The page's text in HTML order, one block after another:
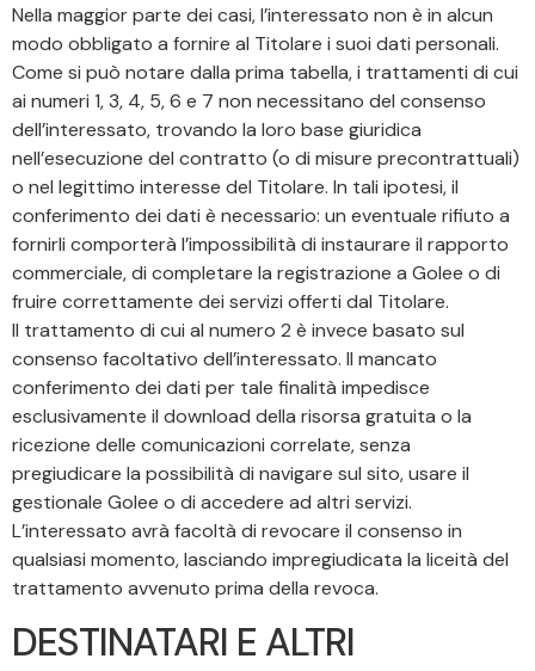
Nella maggior parte dei casi, l’interessato non è in alcun
modo obbligato a fornire al Titolare i suoi dati personali.
Come si può notare dalla prima tabella, i trattamenti di cui
ai numeri 1, 3, 4, 5, 6 e 7 non necessitano del consenso
dell’interessato, trovando la loro base giuridica
nell’esecuzione del contratto (o di misure precontrattuali)
o nel legittimo interesse del Titolare. In tali ipotesi, il
conferimento dei dati è necessario: un eventuale rifiuto a
fornirli comporterà l’impossibilità di instaurare il rapporto
commerciale, di completare la registrazione a Golee o di
fruire correttamente dei servizi offerti dal Titolare.
Il trattamento di cui al numero 2 è invece basato sul
consenso facoltativo dell’interessato. Il mancato
conferimento dei dati per tale finalità impedisce
esclusivamente il download della risorsa gratuita o la
ricezione delle comunicazioni correlate, senza
pregiudicare la possibilità di navigare sul sito, usare il
gestionale Golee o di accedere ad altri servizi.
L’interessato avrà facoltà di revocare il consenso in
qualsiasi momento, lasciando impregiudicata la liceità del
trattamento avvenuto prima della revoca.
DESTINATARI E ALTRI